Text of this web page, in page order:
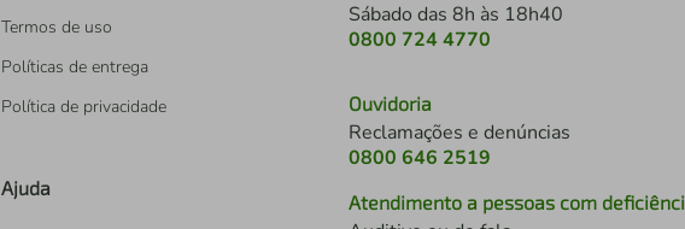
Termos de uso
Políticas de entrega
Política de privacidade
Ajuda
Sábado das 8h às 18h40
0800 724 4770
Ouvidoria
Reclamações e denúncias
0800 646 2519
Atendimento a pessoas com